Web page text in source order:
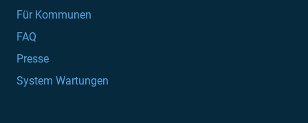
Für Kommunen
FAQ
Presse
System Wartungen